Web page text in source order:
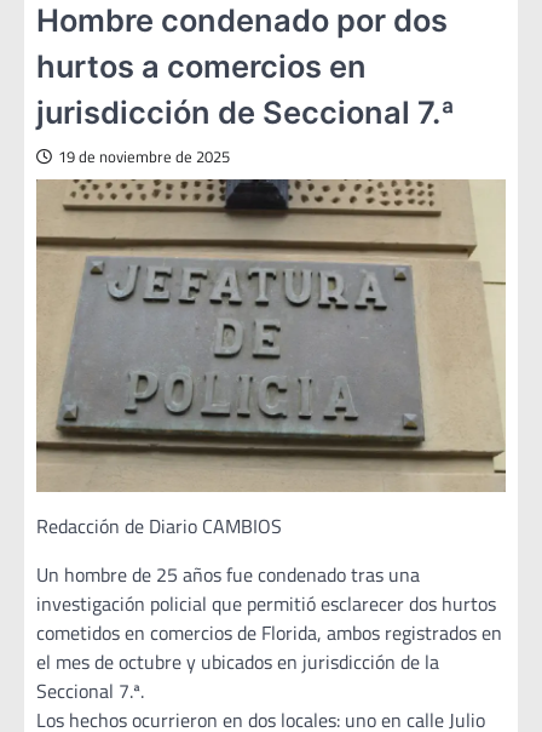
Hombre condenado por dos
hurtos a comercios en
jurisdicción de Seccional 7.ª
19 de noviembre de 2025
Redacción de Diario CAMBIOS
Un hombre de 25 años fue condenado tras una
investigación policial que permitió esclarecer dos hurtos
cometidos en comercios de Florida, ambos registrados en
el mes de octubre y ubicados en jurisdicción de la
Seccional 7.ª.
Los hechos ocurrieron en dos locales: uno en calle Julio